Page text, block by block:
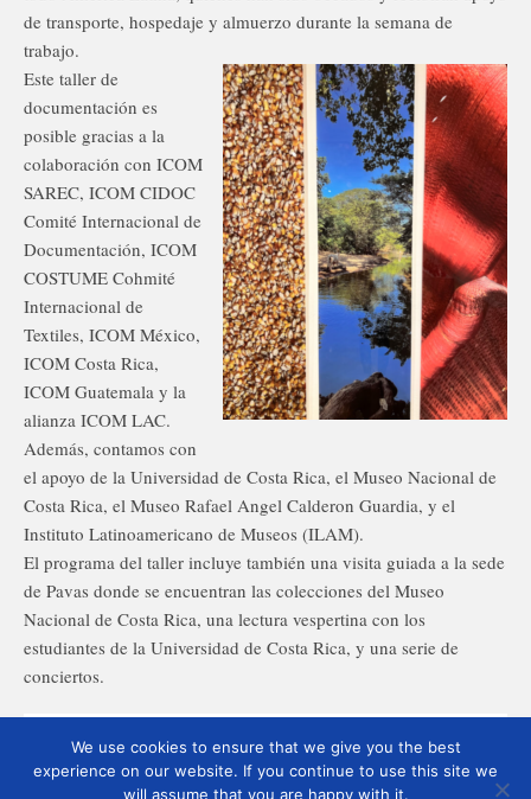
de transporte, hospedaje y almuerzo durante la semana de
trabajo.
Este taller de
documentación es
posible gracias a la
colaboración con ICOM
SAREC, ICOM CIDOC
Comité Internacional de
Documentación, ICOM
COSTUME Cohmité
Internacional de
Textiles, ICOM México,
ICOM Costa Rica,
ICOM Guatemala y la
alianza ICOM LAC.
Además, contamos con
el apoyo de la Universidad de Costa Rica, el Museo Nacional de
Costa Rica, el Museo Rafael Angel Calderon Guardia, y el
Instituto Latinoamericano de Museos (ILAM).
El programa del taller incluye también una visita guiada a la sede
de Pavas donde se encuentran las colecciones del Museo
Nacional de Costa Rica, una lectura vespertina con los
estudiantes de la Universidad de Costa Rica, y una serie de
conciertos.
We use cookies to ensure that we give you the best
experience on our website. If you continue to use this site we
will assume that you are happy with it.